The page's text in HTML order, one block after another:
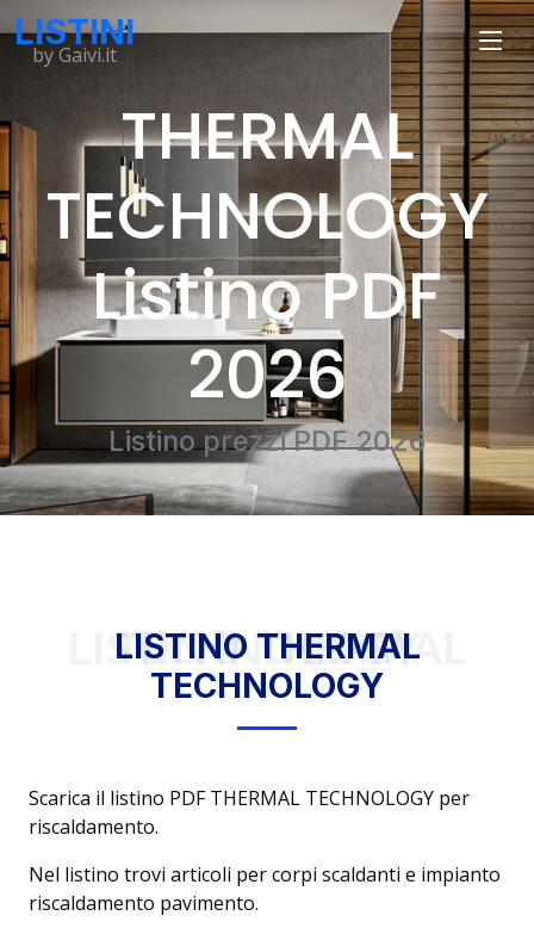
LISTINI
by Gaivi.it
THERMAL
TECHNOLOGY
Listino PDF
2026
Listino prezzi PDF 2026
LISTINO THERMAL TECHNOLOGY
LISTINO THERMAL
TECHNOLOGY
Scarica il listino PDF THERMAL TECHNOLOGY per
riscaldamento.
Nel listino trovi articoli per corpi scaldanti e impianto
riscaldamento pavimento.